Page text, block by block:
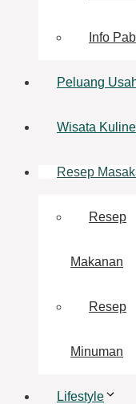
Info
Peluang
Wisata
Resep
Resep
Makanan
Resep
Minuman
Lifestyle